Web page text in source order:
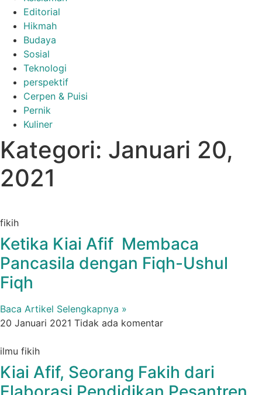
Editorial
Hikmah
Budaya
Sosial
Teknologi
perspektif
Cerpen & Puisi
Pernik
Kuliner
Kategori: Januari 20,
2021
fikih
Ketika Kiai Afif Membaca
Pancasila dengan Fiqh-Ushul
Fiqh
Baca Artikel Selengkapnya »
20 Januari 2021 Tidak ada komentar
ilmu fikih
Kiai Afif, Seorang Fakih dari